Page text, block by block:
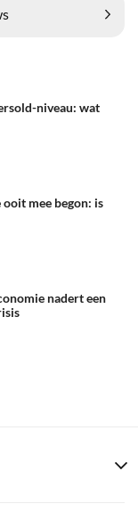
niveau: wat
mee begon: is
nadert een